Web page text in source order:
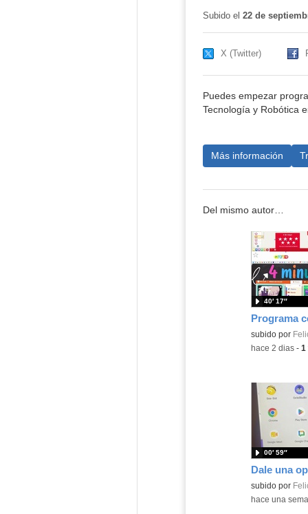
Subido el 22 de
X (Twitter)
Puedes empezar
Tecnología y Robótica
Más información
Del mismo autor…
Contenido
subido por
40′ 17″
-hace 2 dias- 1
Contenido
subido por
00′ 59″
-hace una